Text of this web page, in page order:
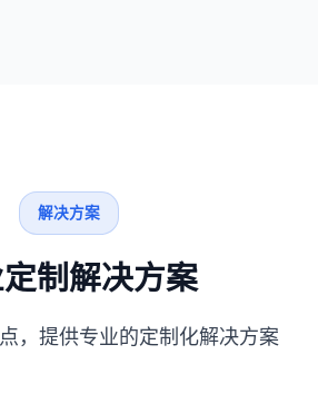
解决方案
制解决方案
，提供专业的定制化解决方案